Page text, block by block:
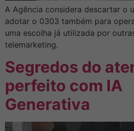
A Agência considera descartar o
adotar o 0303 também para
uma escolha já utilizada por
telemarketing.
Segredos do
perfeito com IA
Generativa